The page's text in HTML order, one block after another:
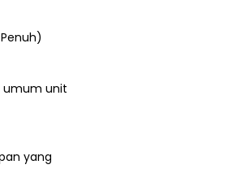
umum unit
yang